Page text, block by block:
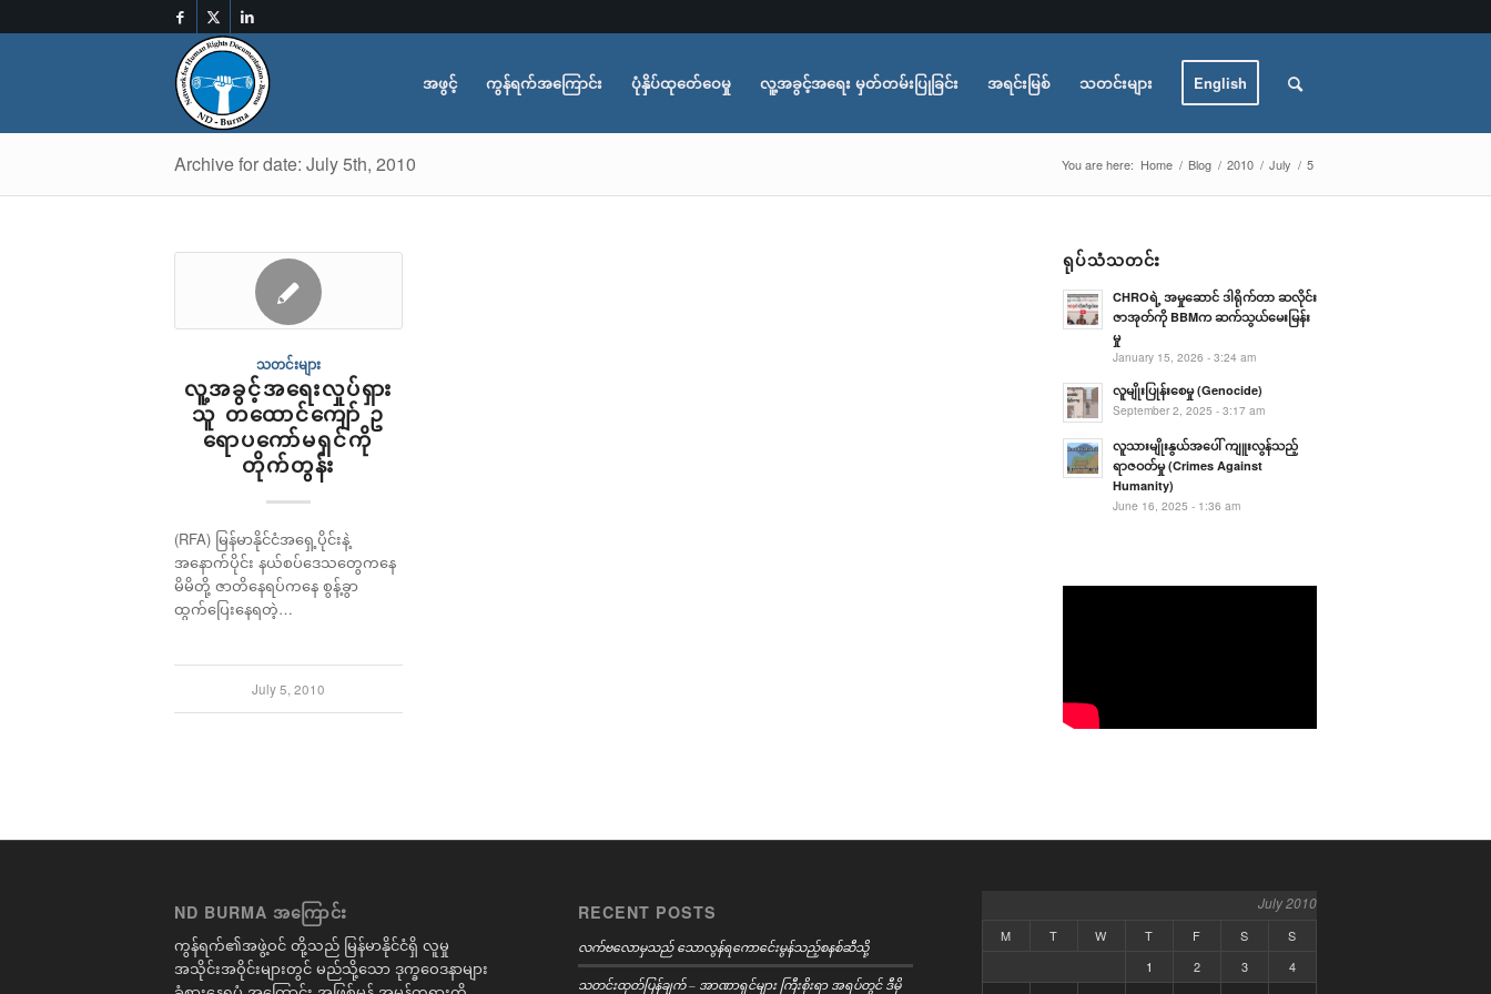
အဖွင့် ကွန်ရက်အကြောင်း ပုံနှိပ်ထုတ်ေဝေမှု လူ့အခွင့်အရေး မှတ်တမ်းပြုခြင်း အရင်းမြစ် သတင်းများ English
Archive for date: July 5th, 2010 You are here: Home / Blog / 2010 / July / 5
သတင်းများ
လူ့အခွင့်အရေးလှုပ်ရှား
သူ တထောင်ကျော် ဥ
ရောပကော်မရှင်ကို
တိုက်တွန်း
(RFA) မြန်မာနိုင်ငံအရှေ့ပိုင်းနဲ့
အနောက်ပိုင်း နယ်စပ်ဒေသတွေကနေ
မိမိတို့ ဇာတိနေရပ်ကနေ စွန့်ခွာ
ထွက်ပြေးနေရတဲ့…
July 5, 2010
ရုပ်သံသတင်း
CHROရဲ့ အမှုဆောင် ဒါရိုက်တာ ဆလိုင်း
ဇာအုတ်ကို BBMက ဆက်သွယ်မေးမြန်း
မှု
January 15, 2026 - 3:24 am
လူမျိုးပြုန်းစေမှု (Genocide)
September 2, 2025 - 3:17 am
လူသားမျိုးနွယ်အပေါ် ကျူးလွန်သည့်
ရာဇဝတ်မှု (Crimes Against
Humanity)
June 16, 2025 - 1:36 am
ND BURMA အကြောင်း
ကွန်ရက်၏အဖွဲ့ဝင် တို့သည် မြန်မာနိုင်ငံရှိ လူမှု
အသိုင်းအဝိုင်းများတွင် မည်သို့သော ဒုက္ခဝေဒနာများ
RECENT POSTS
လက်ဗလောမှသည် သောလွန်ရကောင်ေးမွန်သည့်စနစ်ဆီသို့
သတင်းထုတ်ပြန်ချက် – အာဏာရှင်များ ကြီးစိုးရာ အရပ်တွင် ဒီမို
July 2010
M T W T F S
S
1
2 3
4